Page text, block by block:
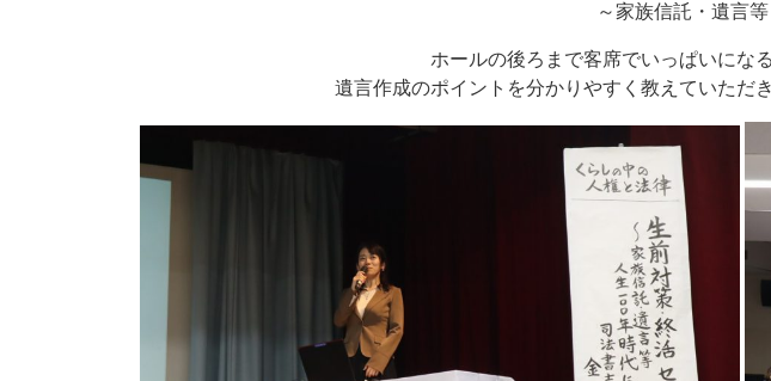
～家族信託・遺言
ホールの後ろまで客席でいっぱいにな
遺言作成のポイントを分かりやすく教えていただ